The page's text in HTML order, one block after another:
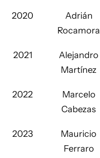
2020
Adrián
Rocamora
2021
Alejandro
Martínez
2022
Marcelo
Cabezas
2023
Mauricio
Ferraro